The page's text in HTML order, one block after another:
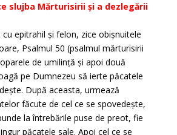
slujba Mărturisirii și a dezlegării
epitrahil și felon, zice obișnuitele
Psalmul 50 (psalmul mărturisirii
de umilință și apoi două
pe Dumnezeu să ierte păcatele
După aceasta, urmează
făcute de cel ce se spovedește,
la întrebările puse de preot, fie
păcatele sale. Apoi cel ce se